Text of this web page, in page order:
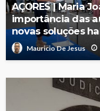
AÇORES | Maria
importância das
novas soluções
Mauricio De Jesus